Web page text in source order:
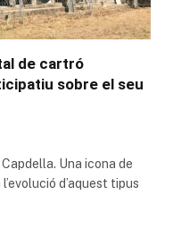
de cartró
sobre el seu
Capdella. Una icona de
d’aquest tipus